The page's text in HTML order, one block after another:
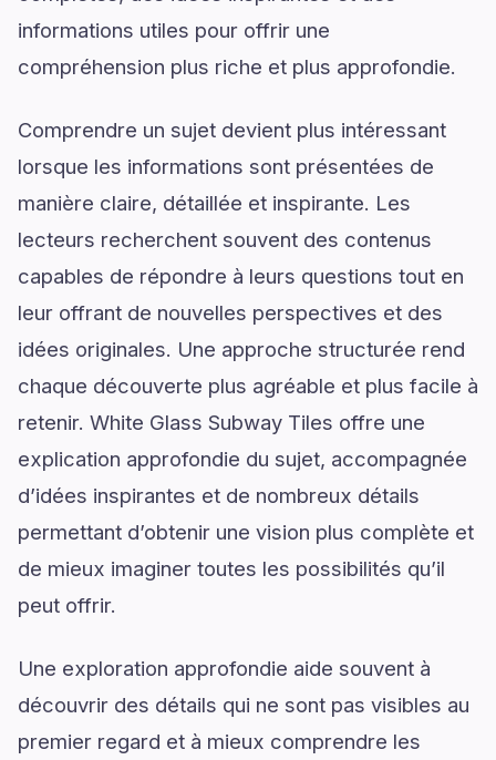
informations utiles pour offrir une
compréhension plus riche et plus approfondie.
Comprendre un sujet devient plus intéressant
lorsque les informations sont présentées de
manière claire, détaillée et inspirante. Les
lecteurs recherchent souvent des contenus
capables de répondre à leurs questions tout en
leur offrant de nouvelles perspectives et des
idées originales. Une approche structurée rend
chaque découverte plus agréable et plus facile à
retenir. White Glass Subway Tiles offre une
explication approfondie du sujet, accompagnée
d’idées inspirantes et de nombreux détails
permettant d’obtenir une vision plus complète et
de mieux imaginer toutes les possibilités qu’il
peut offrir.
Une exploration approfondie aide souvent à
découvrir des détails qui ne sont pas visibles au
premier regard et à mieux comprendre les